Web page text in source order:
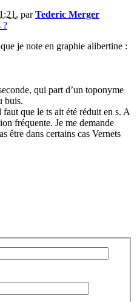
, parTederic Merger
?
je note en graphie alibertine :
qui part d’un toponyme
buis.
que le ts ait été réduit en s. A
fréquente. Je me demande
être dans certains cas Vernets